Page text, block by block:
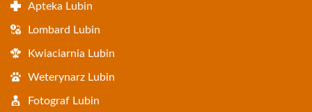
Apteka Lubin
Lombard Lubin
Kwiaciarnia Lubin
Weterynarz Lubin
Fotograf Lubin